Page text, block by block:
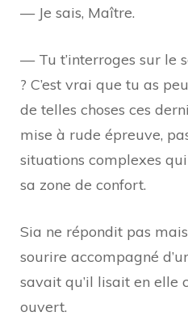
— Je sais, Maître.
— Tu t’interroges sur le
? C’est vrai que tu as
de telles choses ces
mise à rude épreuve,
situations complexes
sa zone de confort.
Sia ne répondit pas
sourire accompagné
savait qu’il lisait en elle
ouvert.